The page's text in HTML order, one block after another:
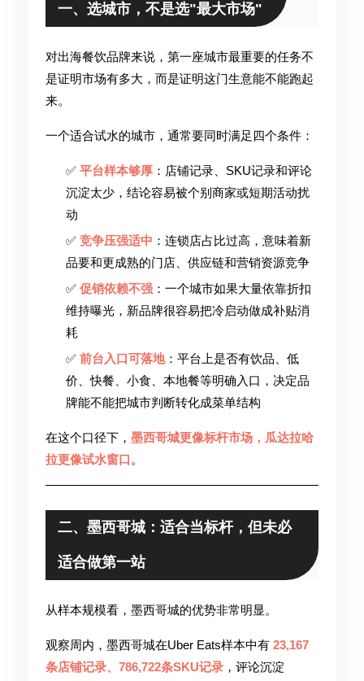
一、选城市，不是选"最大市场"
对出海餐饮品牌来说，第一座城市最重要的任务不
是证明市场有多大，而是证明这门生意能不能跑起
来。
一个适合试水的城市，通常要同时满足四个条件：
✅ 平台样本够厚 ：店铺记录、SKU记录和评论
沉淀太少，结论容易被个别商家或短期活动扰
动
✅ 竞争压强适中 ：连锁店占比过高，意味着新
品要和更成熟的门店、供应链和营销资源竞争
✅ 促销依赖不强 ：一个城市如果大量依靠折扣
维持曝光，新品牌很容易把冷启动做成补贴消
耗
✅ 前台入口可落地：平台上是否有饮品、低
价、快餐、小食、本地餐等明确入口，决定品
牌能不能把城市判断转化成菜单结构
在这个口径下， 墨西哥城更像标杆市场，瓜达拉哈
拉更像试水窗口 。
二、墨西哥城：适合当标杆，但未必
适合做第一站
从样本规模看，墨西哥城的优势非常明显。
观察周内，墨西哥城在Uber Eats样本中有 23,167
条店铺记录、786,722条SKU记录 ，评论沉淀